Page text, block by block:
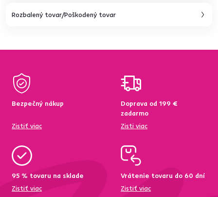
Rozbalený tovar/Poškodený tovar
Bezpečný nákup
Zistiť viac
Doprava od 199 €
zadarmo
Zisti viac
95 % tovaru na sklade
Zistiť viac
Vrátenie tovaru do 60 dní
Zistiť viac